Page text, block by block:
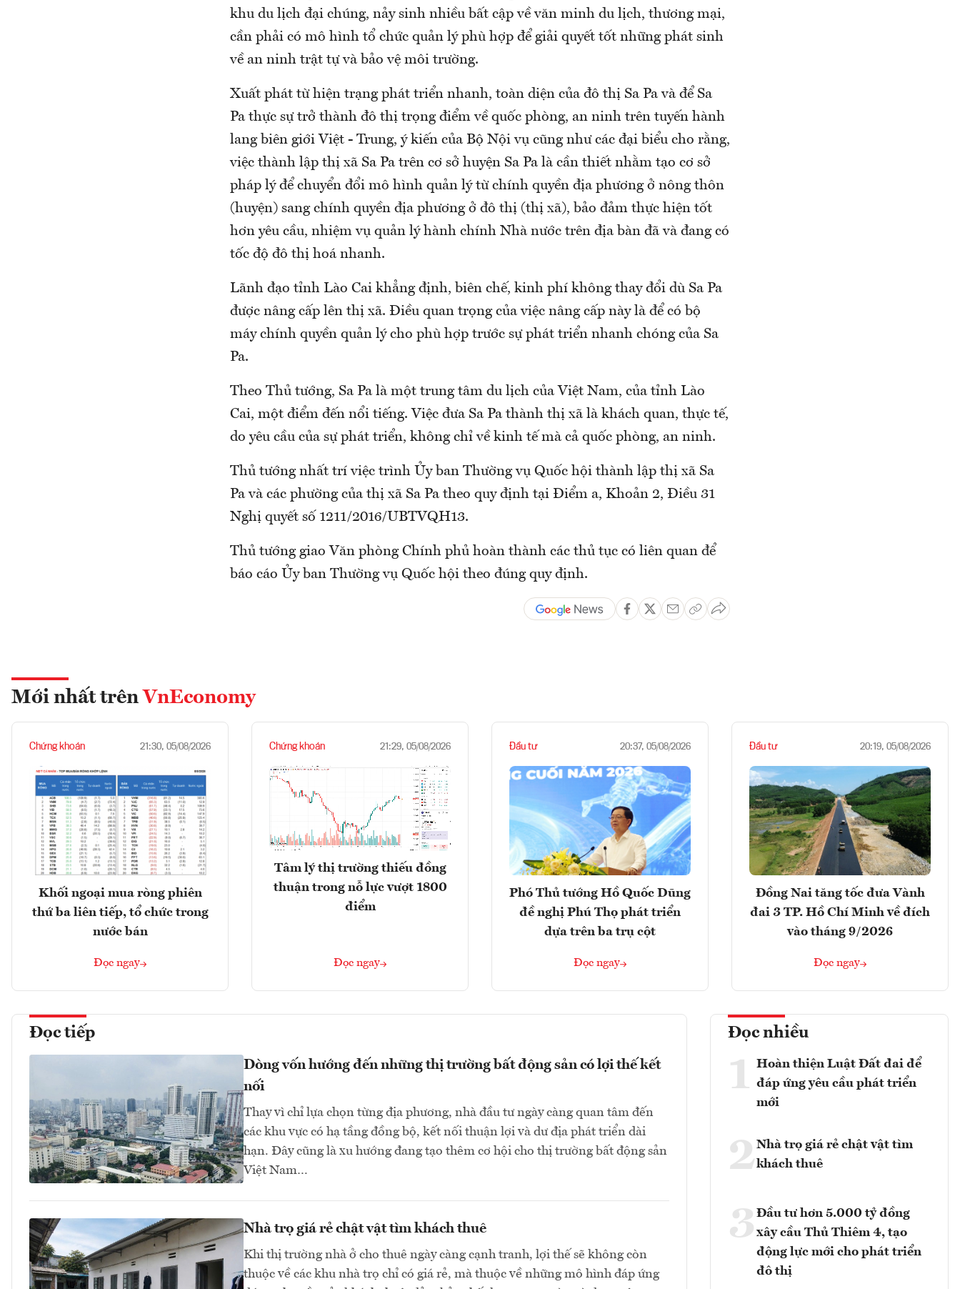
khu du lịch đại chúng, nảy sinh nhiều bất cập về văn minh du lịch, thương mại,
cần phải có mô hình tổ chức quản lý phù hợp để giải quyết tốt những phát sinh
về an ninh trật tự và bảo vệ môi trường.
Xuất phát từ hiện trạng phát triển nhanh, toàn diện của đô thị Sa Pa và để Sa
Pa thực sự trở thành đô thị trọng điểm về quốc phòng, an ninh trên tuyến hành
lang biên giới Việt - Trung, ý kiến của Bộ Nội vụ cũng như các đại biểu cho rằng,
việc thành lập thị xã Sa Pa trên cơ sở huyện Sa Pa là cần thiết nhằm tạo cơ sở
pháp lý để chuyển đổi mô hình quản lý từ chính quyền địa phương ở nông thôn
(huyện) sang chính quyền địa phương ở đô thị (thị xã), bảo đảm thực hiện tốt
hơn yêu cầu, nhiệm vụ quản lý hành chính Nhà nước trên địa bàn đã và đang có
tốc độ đô thị hoá nhanh.
Lãnh đạo tỉnh Lào Cai khẳng định, biên chế, kinh phí không thay đổi dù Sa Pa
được nâng cấp lên thị xã. Điều quan trọng của việc nâng cấp này là để có bộ
máy chính quyền quản lý cho phù hợp trước sự phát triển nhanh chóng của Sa
Pa.
Theo Thủ tướng, Sa Pa là một trung tâm du lịch của Việt Nam, của tỉnh Lào
Cai, một điểm đến nổi tiếng. Việc đưa Sa Pa thành thị xã là khách quan, thực tế,
do yêu cầu của sự phát triển, không chỉ về kinh tế mà cả quốc phòng, an ninh.
Thủ tướng nhất trí việc trình Ủy ban Thường vụ Quốc hội thành lập thị xã Sa
Pa và các phường của thị xã Sa Pa theo quy định tại Điểm a, Khoản 2, Điều 31
Nghị quyết số 1211/2016/UBTVQH13.
Thủ tướng giao Văn phòng Chính phủ hoàn thành các thủ tục có liên quan để
báo cáo Ủy ban Thường vụ Quốc hội theo đúng quy định.
Mới nhất trên VnEconomy
Chứng khoán 21:30, 05/08/2026
Khối ngoại mua ròng phiên
thứ ba liên tiếp, tổ chức trong
nước bán
Đọc ngay
Chứng khoán 21:29, 05/08/2026
Tâm lý thị trường thiếu đồng
thuận trong nỗ lực vượt 1800
điểm
Đọc ngay
Đầu tư 20:37, 05/08/2026
Phó Thủ tướng Hồ Quốc Dũng
đề nghị Phú Thọ phát triển
dựa trên ba trụ cột
Đọc ngay
Đầu tư 20:19, 05/08/2026
Đồng Nai tăng tốc đưa Vành
đai 3 TP. Hồ Chí Minh về đích
vào tháng 9/2026
Đọc ngay
Đọc tiếp
Dòng vốn hướng đến những thị trường bất động sản có lợi thế kết
nối
Thay vì chỉ lựa chọn từng địa phương, nhà đầu tư ngày càng quan tâm đến
các khu vực có hạ tầng đồng bộ, kết nối thuận lợi và dư địa phát triển dài
hạn. Đây cũng là xu hướng đang tạo thêm cơ hội cho thị trường bất động sản
Việt Nam…
Nhà trọ giá rẻ chật vật tìm khách thuê
Khi thị trường nhà ở cho thuê ngày càng cạnh tranh, lợi thế sẽ không còn
thuộc về các khu nhà trọ chỉ có giá rẻ, mà thuộc về những mô hình đáp ứng
Đọc nhiều
1 Hoàn thiện Luật Đất đai để
đáp ứng yêu cầu phát triển
mới
2Nhà trọ giá rẻ chật vật tìm
khách thuê
3 Đầu tư hơn 5.000 tỷ đồng
xây cầu Thủ Thiêm 4, tạo
động lực mới cho phát triển
đô thị